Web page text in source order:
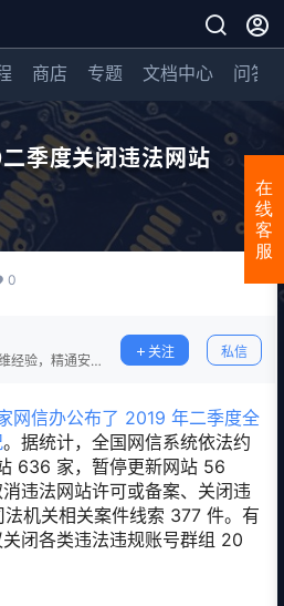
商店 专题 文档中心 问答
季度关闭违法网站
0
关注 私信
网信办公布了 2019 年二季度全
。据统计，全国网信系统依法约
636 家，暂停更新网站 56
违法网站许可或备案、关闭违
机关相关案件线索 377 件。有
闭各类违法违规账号群组 20
在
线
客
服